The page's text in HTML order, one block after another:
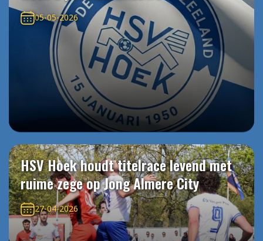
05-05-2026
HSV Hoek houdt titelrace levend met
ruime zege op Jong Almere City
27-04-2026